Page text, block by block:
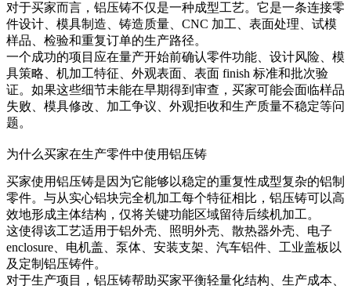
对于买家而言，铝压铸不仅是一种成型工艺。它是一条连接零
件设计、模具制造、铸造质量、CNC 加工、表面处理、试模
样品、检验和重复订单的生产路径。
一个成功的项目应在量产开始前确认零件功能、设计风险、模
具策略、机加工特征、外观表面、表面 finish 标准和批次验
证。如果这些细节未能在早期得到审查，买家可能会面临样品
失败、模具修改、加工争议、外观拒收和生产质量不稳定等问
题。
为什么买家在生产零件中使用铝压铸
买家使用铝压铸是因为它能够以稳定的重复性成型复杂的铝制
零件。与从实心铝块完全机加工每个特征相比，铝压铸可以高
效地形成主体结构，仅将关键功能区域留待后续机加工。
这使得该工艺适用于铝外壳、照明外壳、散热器外壳、电子
enclosure、电机盖、泵体、安装支架、汽车铝件、工业盖板以
及定制铝压铸件。
对于生产项目，铝压铸帮助买家平衡轻量化结构、生产成本、